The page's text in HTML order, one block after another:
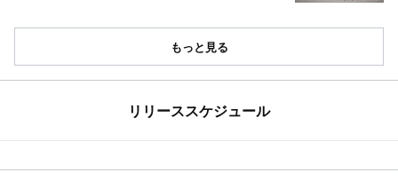
もっと見る
リリーススケジュール